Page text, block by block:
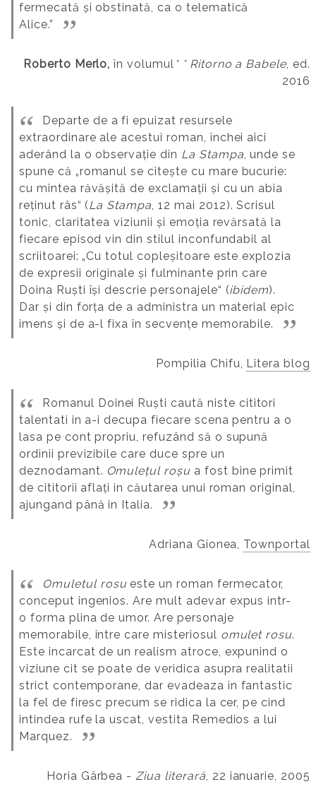
fermecată și obstinată, ca o telematică
Alice.”
Roberto Merlo, în volumul * * Ritorno a Babele, ed.
2016
Departe de a fi epuizat resursele
extraordinare ale acestui roman, închei aici
aderând la o observație din La Stampa, unde se
spune că „romanul se citește cu mare bucurie:
cu mintea răvășită de exclamații și cu un abia
reținut râs“ (La Stampa, 12 mai 2012). Scrisul
tonic, claritatea viziunii și emoția revărsată la
fiecare episod vin din stilul inconfundabil al
scriitoarei: „Cu totul copleșitoare este explozia
de expresii originale și fulminante prin care
Doina Ruști își descrie personajele“ (ibidem).
Dar și din forța de a administra un material epic
imens și de a-l fixa în secvențe memorabile.
Pompilia Chifu, Litera blog
Romanul Doinei Ruști caută niste cititori
talentati in a-i decupa fiecare scena pentru a o
lasa pe cont propriu, refuzând să o supună
ordinii previzibile care duce spre un
deznodamant. Omulețul roșu a fost bine primit
de cititorii aflați in căutarea unui roman original,
ajungand până in Italia.
Adriana Gionea, Townportal
Omuletul rosu este un roman fermecator,
conceput ingenios. Are mult adevar expus intr-
o forma plina de umor. Are personaje
memorabile, intre care misteriosul omulet rosu.
Este incarcat de un realism atroce, expunind o
viziune cit se poate de veridica asupra realitatii
strict contemporane, dar evadeaza in fantastic
la fel de firesc precum se ridica la cer, pe cind
intindea rufe la uscat, vestita Remedios a lui
Marquez.
Horia Gârbea -Ziua literară, 22 ianuarie, 2005